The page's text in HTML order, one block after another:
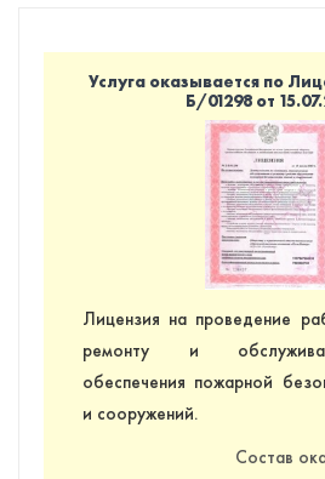
Услуга оказывается по
Б/01298 от
Лицензия на проведение
ремонту и
обеспечения пожарной
и сооружений.
Состав